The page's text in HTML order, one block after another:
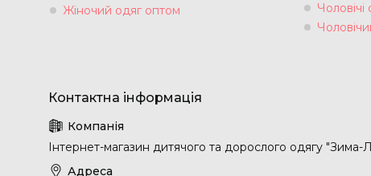
Жіночий одяг оптом
Інтернет-магазин дитячого та дорослого одягу "Зима-